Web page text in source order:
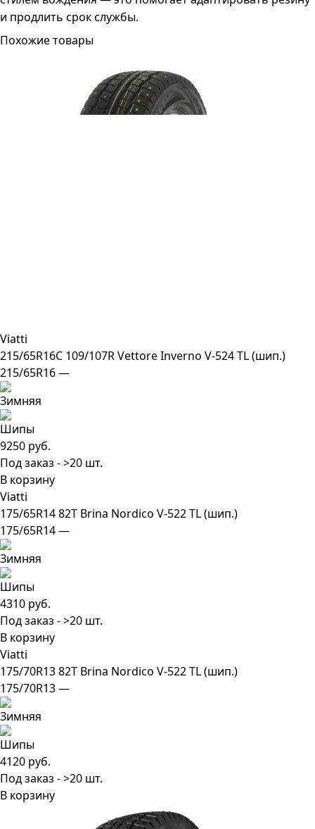
и продлить срок службы.
Похожие товары
Viatti
215/65R16C 109/107R Vettore Inverno V-524 TL (шип.)
215/65R16 —
9250 руб.
Под заказ - >20 шт.
В корзину
Viatti
175/65R14 82T Brina Nordico V-522 TL (шип.)
175/65R14 —
4310 руб.
Под заказ - >20 шт.
В корзину
Viatti
175/70R13 82T Brina Nordico V-522 TL (шип.)
175/70R13 —
4120 руб.
Под заказ - >20 шт.
В корзину